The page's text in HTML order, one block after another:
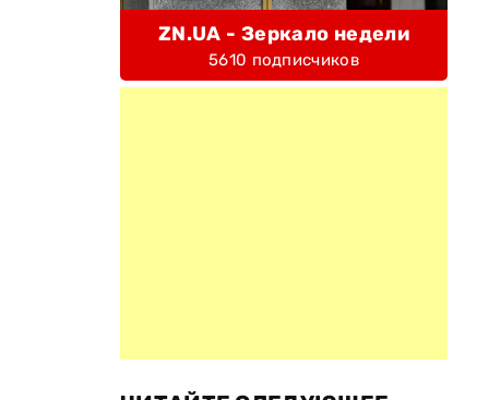
ZN.UA - Зеркало недели
5610 подписчиков